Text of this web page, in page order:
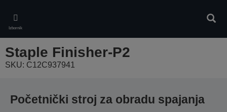
main
content
Izbornik
Staple Finisher-P2
SKU: C12C937941
Početnički stroj za obradu spajanja